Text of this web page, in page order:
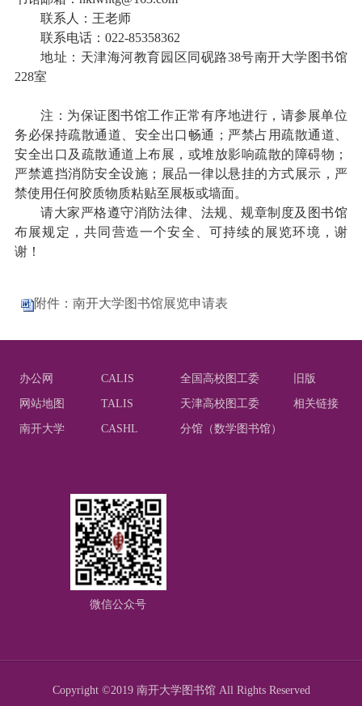
联系人：王老师
联系电话：022-85358362
地址：天津海河教育园区同砚路38号南开大学图书馆
228室
注：为保证图书馆工作正常有序地进行，请参展单位
务必保持疏散通道、安全出口畅通；严禁占用疏散通道、
安全出口及疏散通道上布展，或堆放影响疏散的障碍物；
严禁遮挡消防安全设施；展品一律以悬挂的方式展示，严
禁使用任何胶质物质粘贴至展板或墙面。
请大家严格遵守消防法律、法规、规章制度及图书馆
布展规定，共同营造一个安全、可持续的展览环境，谢
谢！
附件：南开大学图书馆展览申请表
办公网 CALIS 全国高校图工委 旧版
网站地图 TALIS 天津高校图工委 相关链接
南开大学 CASHL 分馆（数学图书馆）
微信公众号
Copyright ©2019 南开大学图书馆 All Rights Reserved